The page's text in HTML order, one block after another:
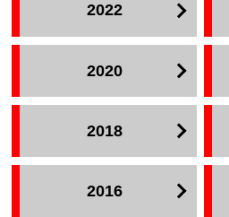
2022
2020
2018
2016